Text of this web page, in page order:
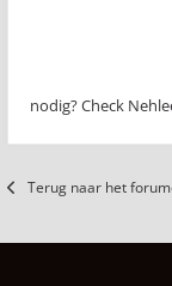
nodig? Check
Terug naar het